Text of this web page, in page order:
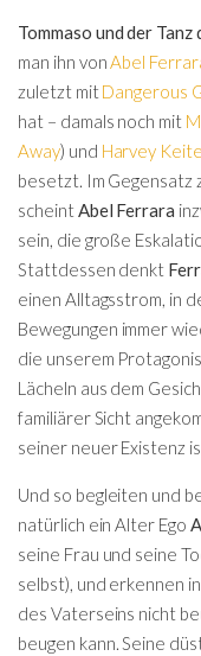
Tommaso und der
man ihn von Abel
zuletzt mit Dangerous
hat – damals noch mit
Away) und Harvey
besetzt. Im Gegensatz
scheint Abel Ferrara
sein, die große
Stattdessen denkt
einen Alltagsstrom, in
Bewegungen immer
die unserem
Lächeln aus dem
familiärer Sicht
seiner neuer Existenz
Und so begleiten und
natürlich ein Alter Ego
seine Frau und seine
selbst), und erkennen
des Vaterseins nicht
beugen kann. Seine